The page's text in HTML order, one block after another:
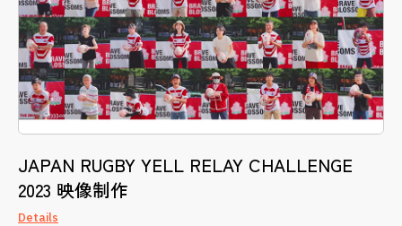
JAPAN RUGBY YELL RELAY CHALLENGE
2023 映像制作
Details